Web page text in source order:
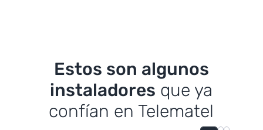
Estos son algunos
instaladores que ya
confían en Telematel